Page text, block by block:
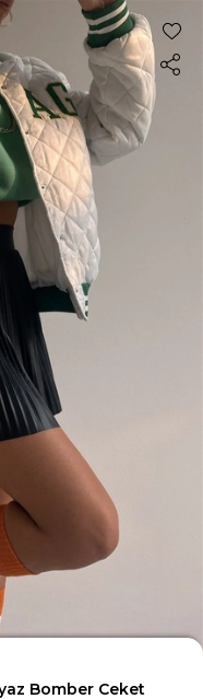
Bomber Ceket